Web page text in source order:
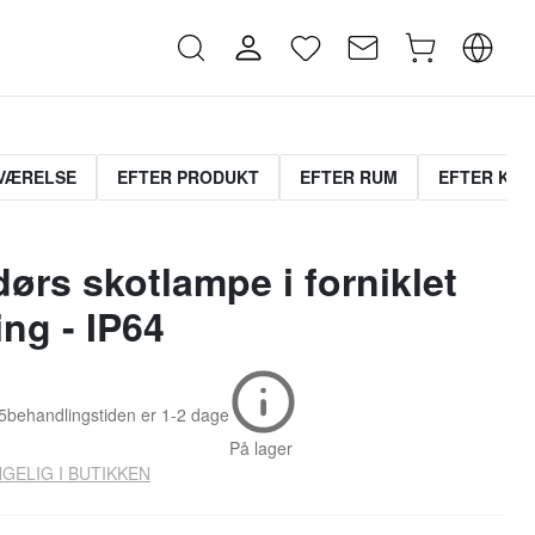
EFTER PRODUKT EFTER RUM EFTER
skotlampe i forniklet
- IP64
behandlingstiden er 1-2 dage
På lager
I BUTIKKEN